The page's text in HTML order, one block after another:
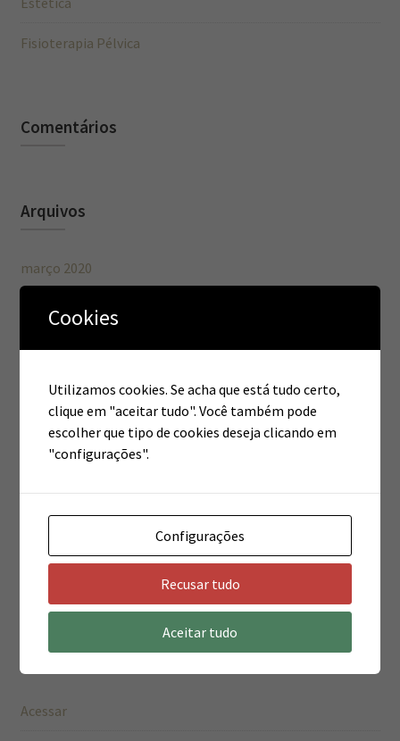
Fisioterapia Pélvica
Comentários
Arquivos
março 2020
setembro 2016
Categorias
Estética
Fisioterapia
Pilates
Meta
Acessar
Cookies
Utilizamos cookies. Se acha que está tudo certo,
clique em "aceitar tudo". Você também pode
escolher que tipo de cookies deseja clicando em
"configurações".
Configurações
Recusar tudo
Aceitar tudo